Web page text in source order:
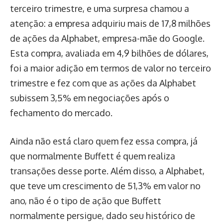
terceiro trimestre, e uma surpresa chamou a
atenção: a empresa adquiriu mais de 17,8 milhões
de ações da Alphabet, empresa-mãe do Google.
Esta compra, avaliada em 4,9 bilhões de dólares,
foi a maior adição em termos de valor no terceiro
trimestre e fez com que as ações da Alphabet
subissem 3,5% em negociações após o
fechamento do mercado.
Ainda não está claro quem fez essa compra, já
que normalmente Buffett é quem realiza
transações desse porte. Além disso, a Alphabet,
que teve um crescimento de 51,3% em valor no
ano, não é o tipo de ação que Buffett
normalmente persigue, dado seu histórico de